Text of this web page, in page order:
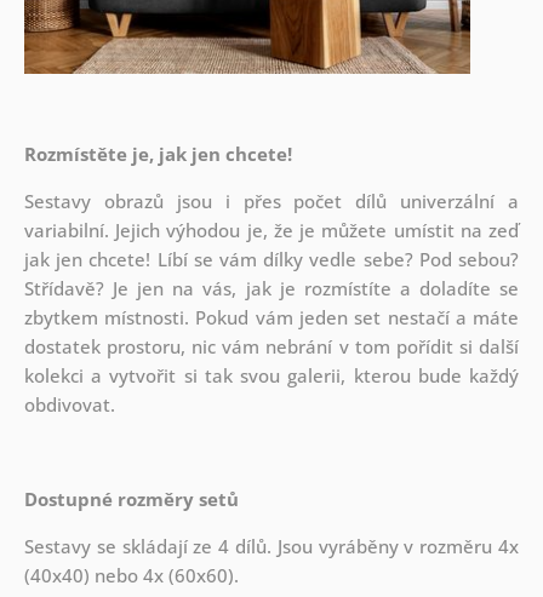
Rozmístěte je, jak jen chcete!
Sestavy obrazů jsou i přes počet dílů univerzální a
variabilní. Jejich výhodou je, že je můžete umístit na zeď
jak jen chcete! Líbí se vám dílky vedle sebe? Pod sebou?
Střídavě? Je jen na vás, jak je rozmístíte a doladíte se
zbytkem místnosti. Pokud vám jeden set nestačí a máte
dostatek prostoru, nic vám nebrání v tom pořídit si další
kolekci a vytvořit si tak svou galerii, kterou bude každý
obdivovat.
Dostupné rozměry setů
Sestavy se skládají ze 4 dílů. Jsou vyráběny v rozměru 4x
(40x40) nebo 4x (60x60).